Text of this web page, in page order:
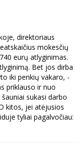
direktoriaus
mokesčių
eurų atlyginimas.
Bet jos dirba
iki penkių vakaro, -
priklauso ir nuo
sukasi darbo
kitos, jei atėjusios
tyliai pagalvočiau: